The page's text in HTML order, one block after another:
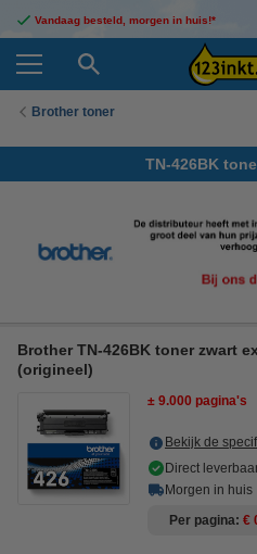
Vandaag besteld, morgen in huis!*
Brother toner
TN-426BK
Brother TN-426BK toner zwart
(origineel)
± 9.000 pagina's
Bekijk de
Direct
Morgen in huis
Per pagina €